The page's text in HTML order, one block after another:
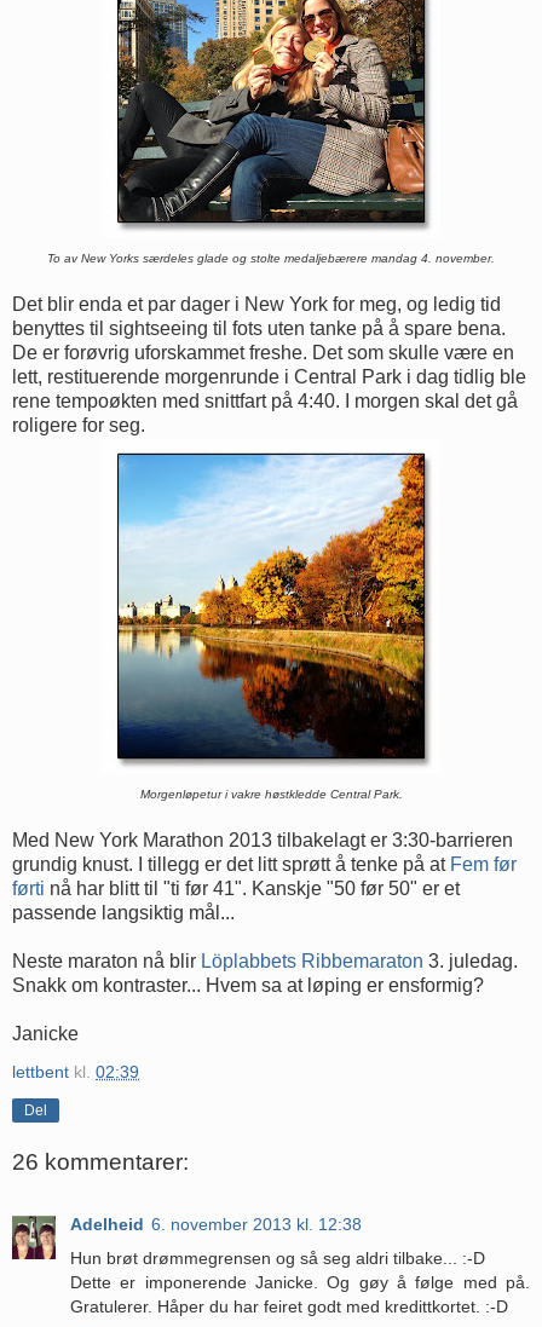
To av New Yorks særdeles glade og stolte medaljebærere mandag 4. november.
Det blir enda et par dager i New York for meg, og ledig tid
benyttes til sightseeing til fots uten tanke på å spare bena.
De er forøvrig uforskammet freshe. Det som skulle være en
lett, restituerende morgenrunde i Central Park i dag tidlig ble
rene tempoøkten med snittfart på 4:40. I morgen skal det gå
roligere for seg.
Morgenløpetur i vakre høstkledde Central Park.
Med New York Marathon 2013 tilbakelagt er 3:30-barrieren
grundig knust. I tillegg er det litt sprøtt å tenke på at Fem før
førti nå har blitt til "ti før 41". Kanskje "50 før 50" er et
passende langsiktig mål...
Neste maraton nå blir Löplabbets Ribbemaraton 3. juledag.
Snakk om kontraster... Hvem sa at løping er ensformig?
Janicke
lettbent kl. 02:39
Del
26 kommentarer:
Adelheid 6. november 2013 kl. 12:38
Hun brøt drømmegrensen og så seg aldri tilbake... :-D
Dette er imponerende Janicke. Og gøy å følge med på.
Gratulerer. Håper du har feiret godt med kredittkortet. :-D